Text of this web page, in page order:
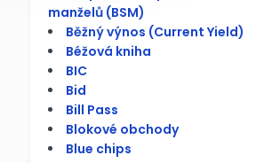
manželů (BSM)
Běžný výnos (Current Yield)
Béžová kniha
BIC
Bid
Bill Pass
Blokové obchody
Blue chips